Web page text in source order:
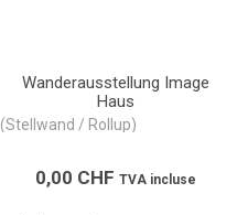
Wanderausstellung Image
Haus
(Stellwand / Rollup)
0,00 CHF TVA incluse